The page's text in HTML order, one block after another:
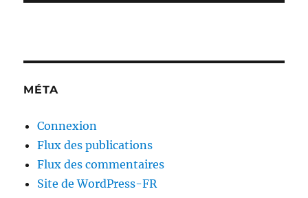
MÉTA
Connexion
Flux des publications
Flux des commentaires
Site de WordPress-FR